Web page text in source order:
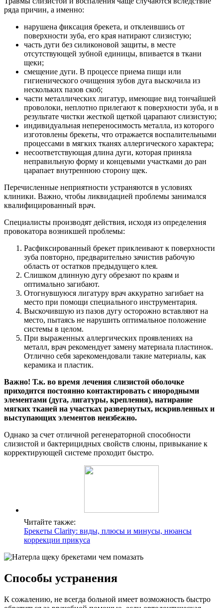
ряда причин, а именно:
нарушена фиксация брекета, и отклеившись от
поверхности зуба, его края натирают слизистую;
часть дуги без силиконовой защиты, в месте
отсутствующей зубной единицы, впивается в ткани
щеки;
смещение дуги. В процессе приема пищи или
гигиенического очищения зубов дуга выскочила из
нескольких пазов скоб;
части металлических лигатур, имеющие вид тончайшей
проволоки, неплотно прилегают к поверхности зуба, и в
результате чистки жесткой щеткой царапают слизистую;
индивидуальная непереносимость металла, из которого
изготовлены брекеты, что отражается воспалительными
процессами в мягких тканях аллергического характера;
несоответствующая длина дуги, которая приняла
неправильную форму и концевыми участками до ран
царапает внутреннюю сторону щек.
Перечисленные неприятности устраняются в условиях
клиники. Важно, чтобы ликвидацией проблемы занимался
квалифицированный врач.
Специалисты производят действия, исходя из определения
провокатора возникшей проблемы:
Расфиксированный брекет приклеивают к поверхности
зуба повторно, предварительно зачистив рабочую
область от остатков предыдущего клея.
Слишком длинную дугу обрезают по краям и
оптимально загибают.
Отогнувшуюся лигатуру врач аккуратно загибает на
место при помощи специального инструментария.
Выскочившую из пазов дугу осторожно вставляют на
место, пытаясь не нарушить оптимальное положение
системы в целом.
При выраженных аллергических проявлениях на
металл, врач рекомендует замену материала пластинок.
Отлично себя зарекомендовали такие материалы, как
керамика и пластик.
Важно! Т.к. во время лечения слизистой оболочке
приходится постоянно контактировать с инородными
элементами (дуга, лигатуры, крепления), натирание
мягких тканей на участках развернутых, искривленных и
выступающих элементов неизбежно.
Однако за счет отличной регенераторной способности
слизистой и бактерицидных свойств слюны, привыкание к
корректирующей системе проходит быстро.
Читайте также:
Брекеты Clarity: виды, плюсы и минусы, нюансы
коррекции прикуса
Способы устранения
К сожалению, не всегда больной имеет возможность быстро